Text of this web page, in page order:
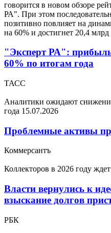
говорится в новом обзоре
РА". При этом
позитивно повлияет на
на 60% и достигнет 20,4 млрд
"Эксперт РА":
60% по итогам года
ТАСС
Аналитики ожидают
года 15.07.2026
Проблемные активы
Коммерсантъ
Коллекторов в 2026 году
Власти вернулись к
взыскание долгов
РБК